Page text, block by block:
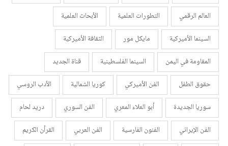
العالم الرقمي
التطورات العلمية
الأبحاث العلمية
السينما الأميركية
مايكل مور
الثقافة الأميركية
المقاومة في اليمن
السينما الفلسطينية
قناة الجديد
حقوق الطفل
الفن الأميركي كوريا الشمالية
الأدب الروسي
سوريا الجديدة
أبو العلاء المعري الفن السوري
دريد لحام
الفن الإيراني
الفنون الفارسية الفن العربي
القرأن الكريم